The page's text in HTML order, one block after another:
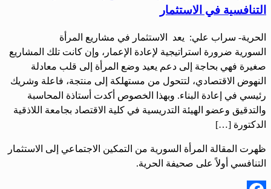
التنافسية في الاستثمار
الحرية- سراب علي: يعد الاستثمار في مشاريع المرأة
السورية ضرورة استراتيجية لإعادة الإعمار، وإن كانت تلك المشاريع
صغيرة فهي بحاجة إلى دعم يعيد وضع المرأة إلى قلب معادلة
النهوض الاقتصادي، لتتحول من مستهلكة إلى منتجة، فاعلة وشريك
رئيسي في إعادة البناء. وبهذا الخصوص أكدت أستاذة المحاسبة
والتدقيق وعضو الهيئة التدريسية في كلية الاقتصاد بجامعة اللاذقية
الدكتورة […]
ظهرت المقالة المرأة السورية من التمكين الاجتماعي إلى الاستثمار
التنافسي أولاً على صحيفة الحرية.